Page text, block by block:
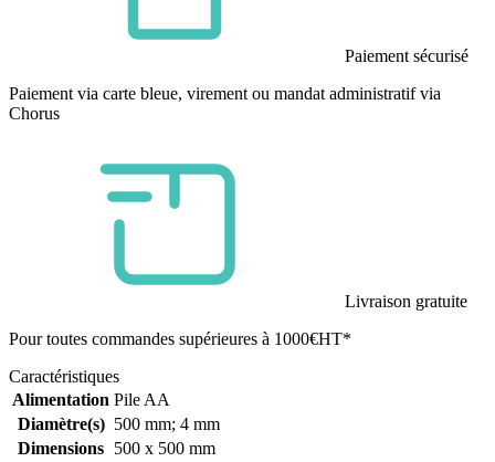
Paiement sécurisé
Paiement via carte bleue, virement ou mandat administratif via
Chorus
Livraison gratuite
Pour toutes commandes supérieures à 1000€HT*
Caractéristiques
Alimentation Pile AA
Diamètre(s) 500 mm; 4 mm
Dimensions 500 x 500 mm